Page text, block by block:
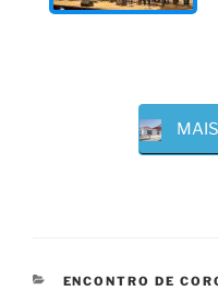
CATEGORIAS
ENCONTRO DE